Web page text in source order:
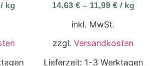
/ kg 14,63 €– 11,99 €/ kg
inkl. MwSt.
zzgl.Versandkosten
Lieferzeit: 1-3 Werktagen